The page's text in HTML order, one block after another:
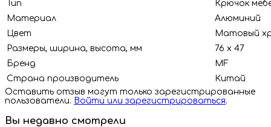
Тип
Крючок
Материал
Алюминий
Цвет
Матовый
Размеры, ширина, высота, мм
76 х 47
Бренд
MF
Страна производитель
Китай
Оставить отзыв могут только зарегистрированные
пользователи. Войти или зарегистрироваться.
Вы недавно смотрели